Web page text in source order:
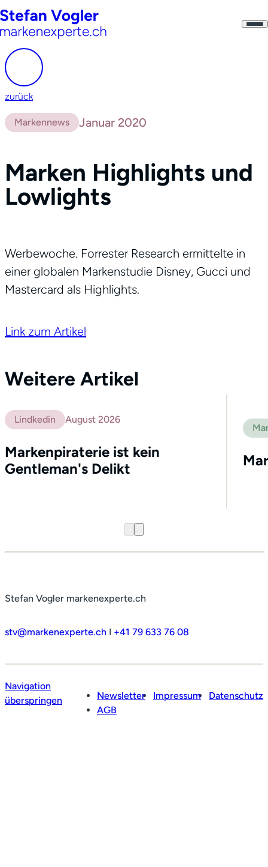
zurück
Markennews Januar 2020
Marken Highlights und
Lowlights
Werbewoche. Forrester Research ermittelte in
einer globalen Markenstudie Disney, Gucci und
Mastercard als Highlights.
Link zum Artikel
Weitere Artikel
Lindkedin August 2026
Markenpiraterie ist kein
Gentleman's Delikt
Stefan Vogler markenexperte.ch
stv@markenexperte.ch I +41 79 633 76 08
Navigation
überspringen
Newsletter Impressum
Datenschutz
AGB